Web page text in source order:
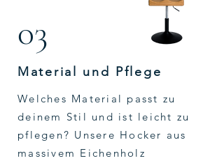
03
Material und Pflege
Welches Material passt zu
deinem Stil und ist leicht zu
pflegen? Unsere Hocker aus
massivem Eichenholz